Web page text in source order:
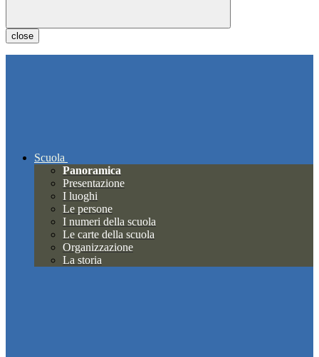
close
Scuola
Panoramica
Presentazione
I luoghi
Le persone
I numeri della scuola
Le carte della scuola
Organizzazione
La storia